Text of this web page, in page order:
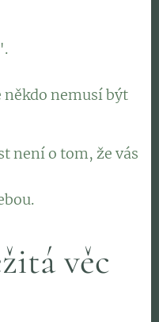
někdo nemusí být
není o tom, že vás
věc